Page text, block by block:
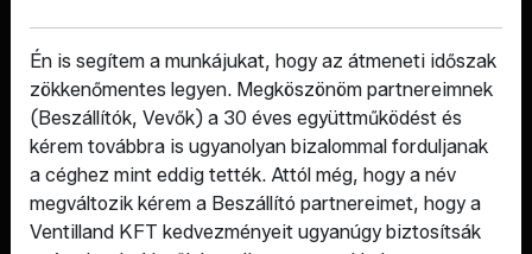
Szerelvények, amik hosszú távra
Én is segítem a munkájukat, hogy az átmeneti időszak
zökkenőmentes legyen. Megköszönöm partnereimnek
(Beszállítók, Vevők) a 30 éves együttműködést és
kérem továbbra is ugyanolyan bizalommal forduljanak
a céghez mint eddig tették. Attól még, hogy a név
megváltozik kérem a Beszállító partnereimet, hogy a
Ventilland KFT kedvezményeit ugyanúgy biztosítsák